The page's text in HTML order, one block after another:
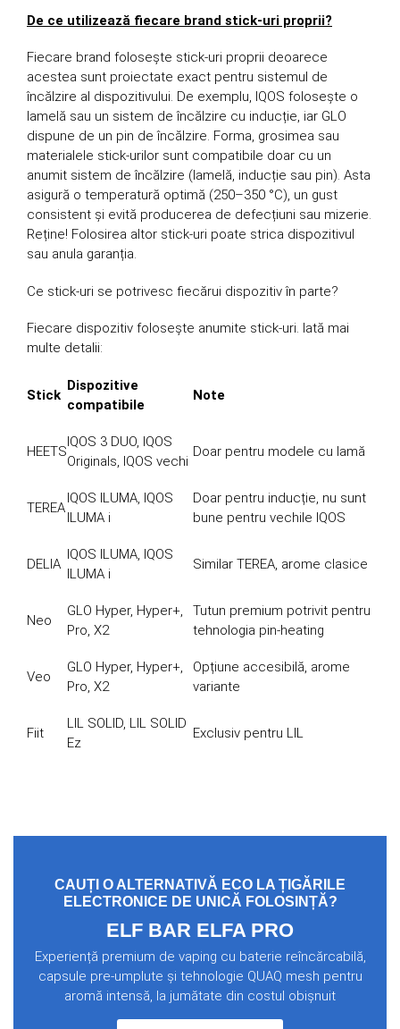
De ce utilizează fiecare brand stick-uri proprii?
Fiecare brand folosește stick-uri proprii deoarece
acestea sunt proiectate exact pentru sistemul de
încălzire al dispozitivului. De exemplu, IQOS folosește o
lamelă sau un sistem de încălzire cu inducție, iar GLO
dispune de un pin de încălzire. Forma, grosimea sau
materialele stick-urilor sunt compatibile doar cu un
anumit sistem de încălzire (lamelă, inducție sau pin). Asta
asigură o temperatură optimă (250–350 °C), un gust
consistent și evită producerea de defecțiuni sau mizerie.
Reține! Folosirea altor stick-uri poate strica dispozitivul
sau anula garanția.
Ce stick-uri se potrivesc fiecărui dispozitiv în parte?
Fiecare dispozitiv folosește anumite stick-uri. Iată mai
multe detalii:
Stick
Dispozitive
compatibile
Note
HEETS
IQOS 3 DUO, IQOS
Originals, IQOS vechi
Doar pentru modele cu lamă
TEREA
IQOS ILUMA, IQOS
ILUMA i
Doar pentru inducție, nu sunt
bune pentru vechile IQOS
DELIA
IQOS ILUMA, IQOS
ILUMA i
Similar TEREA, arome clasice
Neo
GLO Hyper, Hyper+,
Pro, X2
Tutun premium potrivit pentru
tehnologia pin-heating
Veo
GLO Hyper, Hyper+,
Pro, X2
Opțiune accesibilă, arome
variante
Fiit
LIL SOLID, LIL SOLID
Ez
Exclusiv pentru LIL
CAUȚI O ALTERNATIVĂ ECO LA ȚIGĂRILE
ELECTRONICE DE UNICĂ FOLOSINȚĂ?
ELF BAR ELFA PRO
Experiență premium de vaping cu baterie reîncărcabilă,
capsule pre-umplute și tehnologie QUAQ mesh pentru
aromă intensă, la jumătate din costul obișnuit